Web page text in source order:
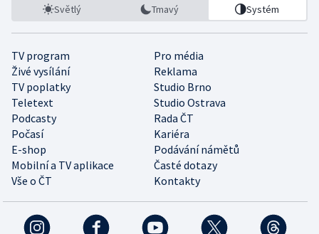
Světlý Tmavý Systém
TV program
Pro média
Živé vysílání
Reklama
TV poplatky
Studio Brno
Teletext
Studio Ostrava
Podcasty
Rada ČT
Počasí
Kariéra
E-shop
Podávání námětů
Mobilní a TV aplikace
Časté dotazy
Vše o ČT
Kontakty